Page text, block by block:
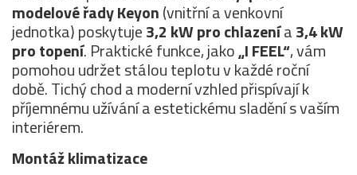
modelové řady Keyon(vnitřní a venkovní
jednotka) poskytuje3,2 kW pro chlazenía3,4 kW
pro topení. Praktické funkce, jako„I FEEL“, vám
pomohou udržet stálou teplotu v každé roční
době. Tichý chod a moderní vzhled přispívají k
příjemnému užívání a estetickému sladění s vaším
interiérem.
Montáž klimatizace